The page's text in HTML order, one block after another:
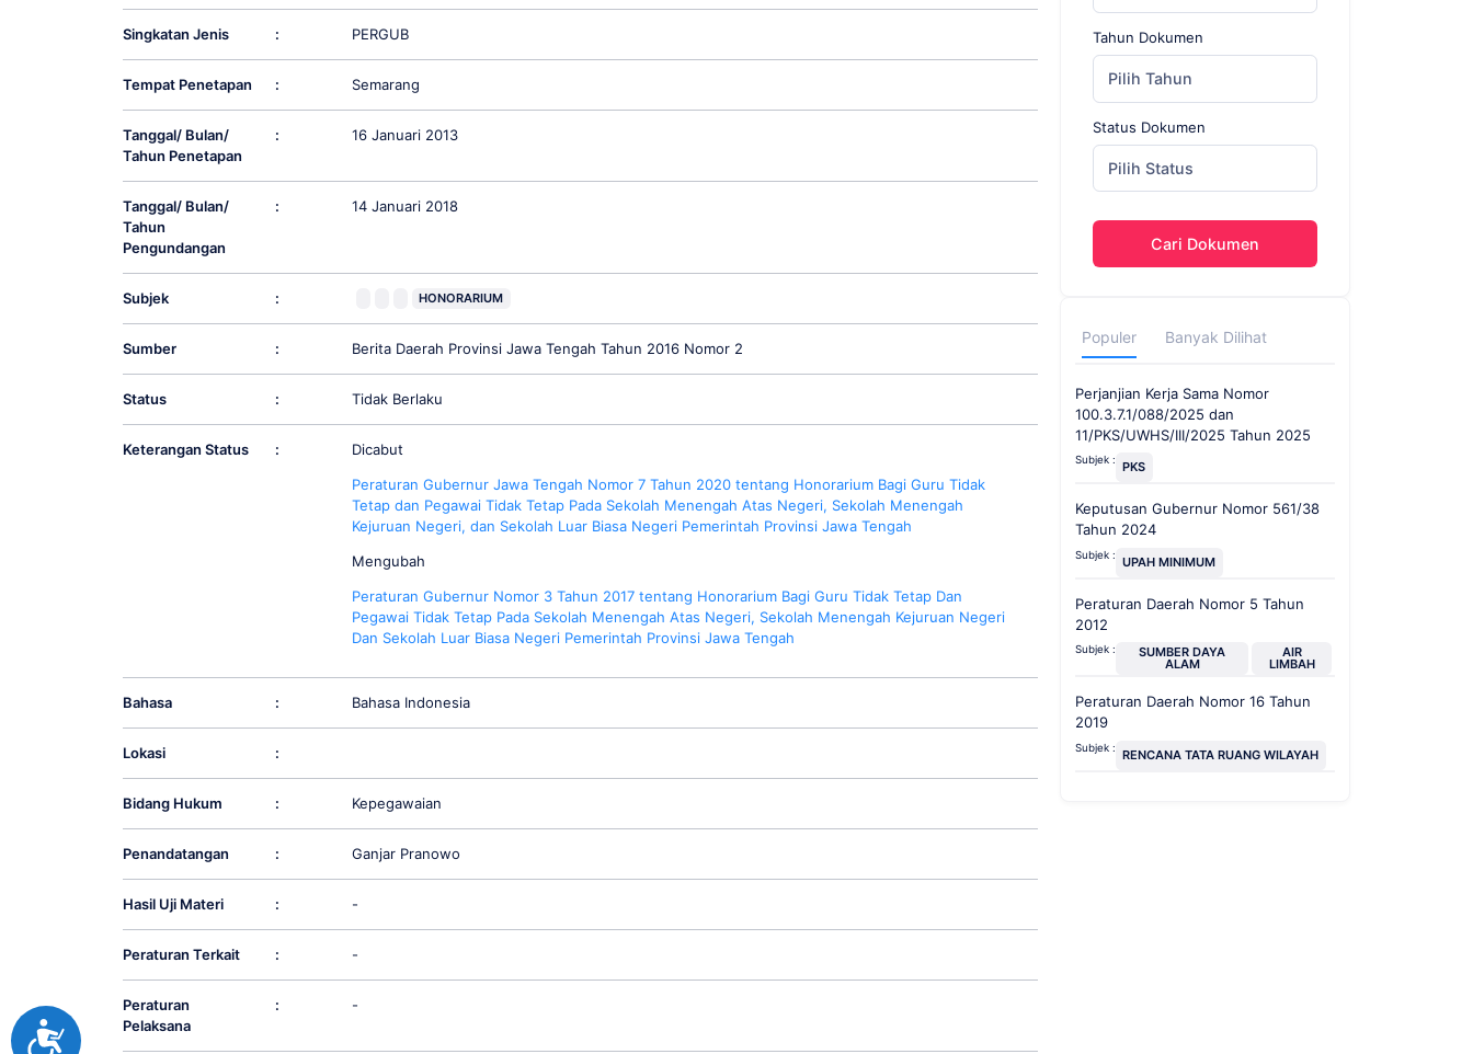
Accessibility
Singkatan Jenis : PERGUB
Tempat Penetapan : Semarang
Tanggal/ Bulan/
Tahun Penetapan
: 16 Januari 2013
Tanggal/ Bulan/
Tahun
Pengundangan
: 14 Januari 2018
Subjek : HONORARIUM
Sumber : Berita Daerah Provinsi Jawa Tengah Tahun 2016 Nomor 2
Status : Tidak Berlaku
Keterangan Status :
Dicabut
Peraturan Gubernur Jawa Tengah Nomor 7 Tahun 2020 tentang Honorarium Bagi Guru Tidak
Tetap dan Pegawai Tidak Tetap Pada Sekolah Menengah Atas Negeri, Sekolah Menengah
Kejuruan Negeri, dan Sekolah Luar Biasa Negeri Pemerintah Provinsi Jawa Tengah
Mengubah
Peraturan Gubernur Nomor 3 Tahun 2017 tentang Honorarium Bagi Guru Tidak Tetap Dan
Pegawai Tidak Tetap Pada Sekolah Menengah Atas Negeri, Sekolah Menengah Kejuruan Negeri
Dan Sekolah Luar Biasa Negeri Pemerintah Provinsi Jawa Tengah
Bahasa : Bahasa Indonesia
Lokasi :
Bidang Hukum : Kepegawaian
Penandatangan : Ganjar Pranowo
Hasil Uji Materi : -
Peraturan Terkait : -
Peraturan
Pelaksana
: -
Tahun Dokumen
Pilih Tahun
Status Dokumen
Pilih Status
Cari Dokumen
Populer Banyak Dilihat
Perjanjian Kerja Sama Nomor
100.3.7.1/088/2025 dan
11/PKS/UWHS/III/2025 Tahun 2025
Subjek : PKS
Keputusan Gubernur Nomor 561/38
Tahun 2024
Subjek : UPAH MINIMUM
Peraturan Daerah Nomor 5 Tahun
2012
Subjek : SUMBER DAYA
ALAM
AIR
LIMBAH
Peraturan Daerah Nomor 16 Tahun
2019
Subjek : RENCANA TATA RUANG WILAYAH